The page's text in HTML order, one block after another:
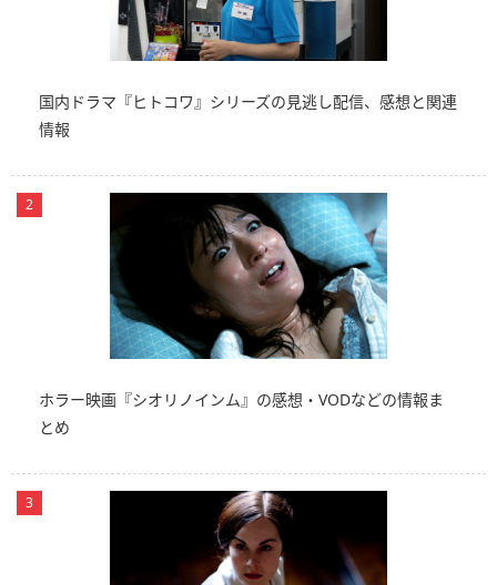
国内ドラマ『ヒトコワ』シリーズの見逃し配信、感想と関連
情報
ホラー映画『シオリノインム』の感想・VODなどの情報ま
とめ